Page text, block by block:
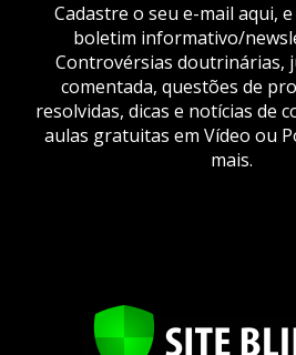
Cadastre o seu e-mail aqui,
boletim informativo/
Controvérsias doutrinárias,
comentada, questões de
resolvidas, dicas e notícias de
aulas gratuitas em Vídeo ou
mais.